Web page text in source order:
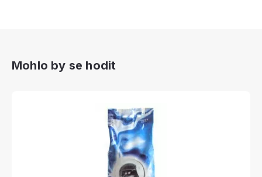
Mohlo by se hodit